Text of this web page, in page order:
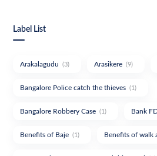
Label List
Arakalagudu (3) Arasikere (9)
Bangalore Police catch the thieves (1)
Bangalore Robbery Case (1) Bank
Benefits of Baje (1) Benefits of walk